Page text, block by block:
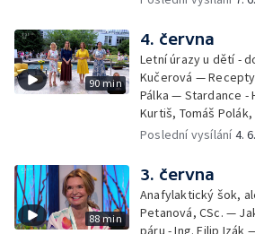
slavnosti – Jiří
letní párty s přáteli
Festival v ulicích –
noc
90 min
4. června
Letní úrazy u dětí -
Kučerová —
Pálka — Stardance -
Kurtiš, Tomáš
Debbie — Dětský
Jírová — Patrik Eliáš
léto - Míša
Poslední vysílání4.
88 min
3. června
Anafylaktický šok,
Petanová, CSc. —
páru - Ing. Filip Izák